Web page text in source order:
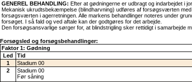
GENEREL BEHANDLING: Efter at gødningerne er udbragt og indarbejdet i
Mekanisk ukrudtsbekæmpelse (blindharvning) udføres af forsøgsværten
forsøgsværten i agerretningen. Alle markens behandlinger noteres under
forsøget. I så fald og ved aftale kan der godtgøres for det arbejde.
Den forsøgsansvarlige sørger for, at blindstrigling sker rettidigt i samarbejde
Forsøgsled og forsøgsbehandlinger:
Faktor 1: Gødning
Led
Tid
1
Stadium 00
2
Stadium 00
Før såning